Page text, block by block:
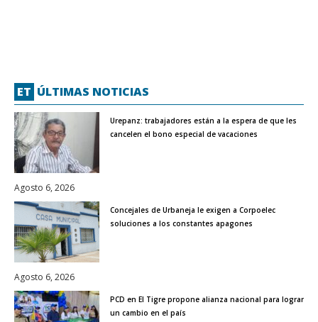
ET ÚLTIMAS NOTICIAS
Urepanz: trabajadores están a la espera de que les
cancelen el bono especial de vacaciones
Agosto 6, 2026
Concejales de Urbaneja le exigen a Corpoelec
soluciones a los constantes apagones
Agosto 6, 2026
PCD en El Tigre propone alianza nacional para lograr
un cambio en el país